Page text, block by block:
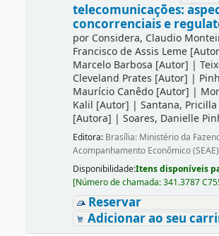
telecomunicações:
concorrenciais e
por Considera, Claudio
Francisco de Assis Leme
Marcelo Barbosa [Autor] |
Cleveland Prates [Autor] |
Maurício Canêdo[Autor] |
Kalil [Autor] | Santana,
[Autora] | Soares, Danielle
Editora: Brasília: Ministério da
Acompanhamento Econômico
Disponibilidade:Itens disponíveis
[Número de chamada:341.3787
Reservar
Adicionar ao seu